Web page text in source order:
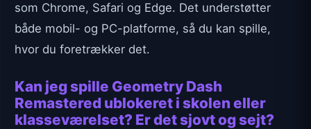
som Chrome, Safari og Edge. Det understøtter
både mobil- og PC-platforme, så du kan spille,
hvor du foretrækker det.
Kan jeg spille Geometry Dash
Remastered ublokeret i skolen eller
klasseværelset? Er det sjovt og sejt?